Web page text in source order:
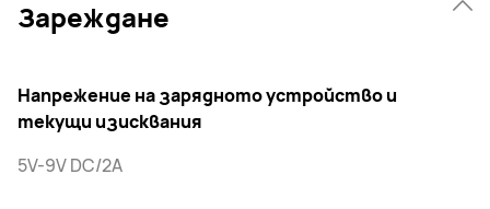
Зареждане
Напрежение на зарядното устройство и
текущи изисквания
5V-9V DC/2A